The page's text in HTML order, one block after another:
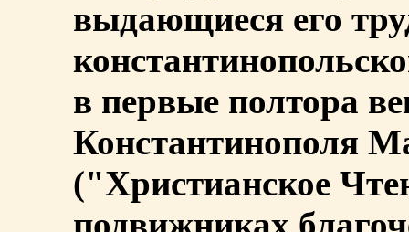
выдающиеся его
в первые полтора
Константинополя
("Христианское